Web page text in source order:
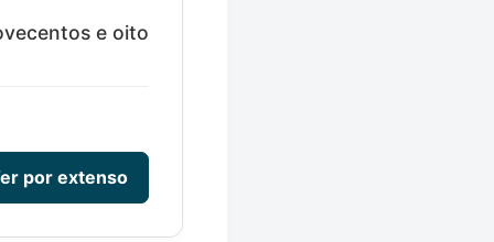
e oito
por extenso